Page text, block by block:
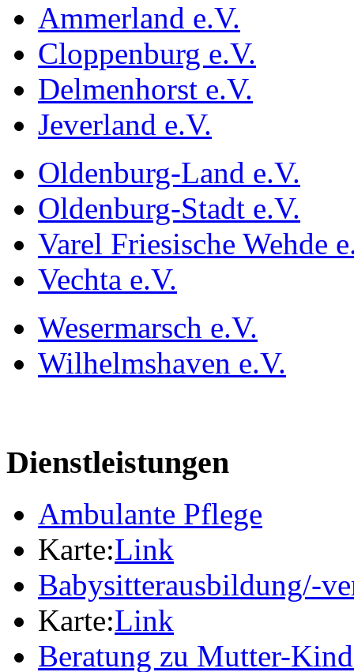
Ammerland e.V.
Cloppenburg e.V.
Delmenhorst e.V.
Jeverland e.V.
Oldenburg-Land e.V.
Oldenburg-Stadt e.V.
Varel Friesische Wehde
Vechta e.V.
Wesermarsch e.V.
Wilhelmshaven e.V.
Dienstleistungen
Ambulante Pflege
Karte:Link
Babysitterausbildung/-
Karte:Link
Beratung zu Mutter-